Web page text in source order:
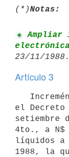
(*)Notas:
Ampliar
Artículo 3
el Decreto
setiembre
4to., a N$
líquidos a
1988, la